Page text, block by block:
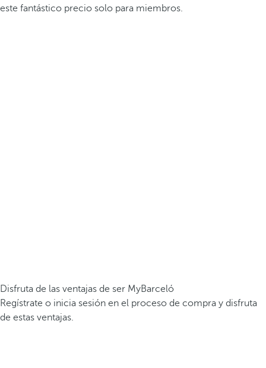
este fantástico precio solo para miembros.
Disfruta de las ventajas de ser MyBarceló
Regístrate o inicia sesión en el proceso de compra y disfruta
de estas ventajas.